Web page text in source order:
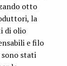
otto
la
di olio
e filo
stati